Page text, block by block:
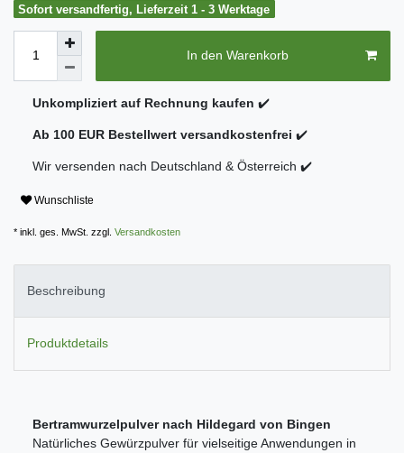
Sofort versandfertig, Lieferzeit 1 - 3 Werktage
In den Warenkorb
Unkompliziert auf Rechnung kaufen ✔️
Ab 100 EUR Bestellwert versandkostenfrei ✔️
Wir versenden nach Deutschland & Österreich ✔️
Wunschliste
* inkl. ges. MwSt. zzgl. Versandkosten
Beschreibung
Produktdetails
Bertramwurzelpulver nach Hildegard von Bingen
Natürliches Gewürzpulver für vielseitige Anwendungen in